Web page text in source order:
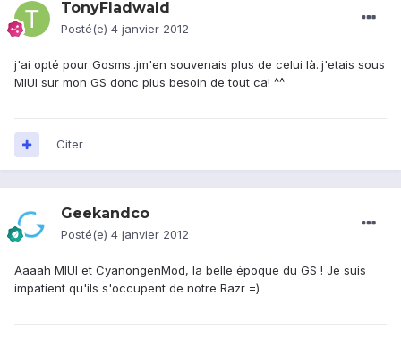
TonyFladwald
Posté(e) 4 janvier 2012
j'ai opté pour Gosms..jm'en souvenais plus de celui là..j'etais sous
MIUI sur mon GS donc plus besoin de tout ca! ^^
Citer
Geekandco
Posté(e) 4 janvier 2012
Aaaah MIUI et CyanongenMod, la belle époque du GS ! Je suis
impatient qu'ils s'occupent de notre Razr =)